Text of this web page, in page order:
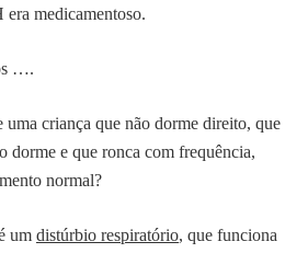
medicamentoso.
….
uma criança que não dorme direito, que
dorme e que ronca com frequência,
normal?
um distúrbio respiratório, que funciona